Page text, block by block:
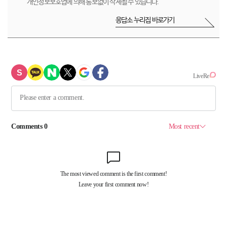
개인정보보호법에 의해 통보없이 삭제될 수 있습니다.
응답소 누리집 바로가기